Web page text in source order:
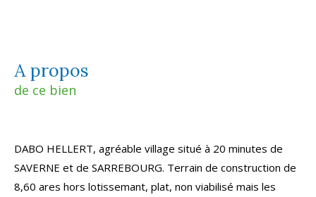
a propos
de ce bien
DABO HELLERT, agréable village situé à 20 minutes de
SAVERNE et de SARREBOURG. Terrain de construction de
8,60 ares hors lotissemant, plat, non viabilisé mais les